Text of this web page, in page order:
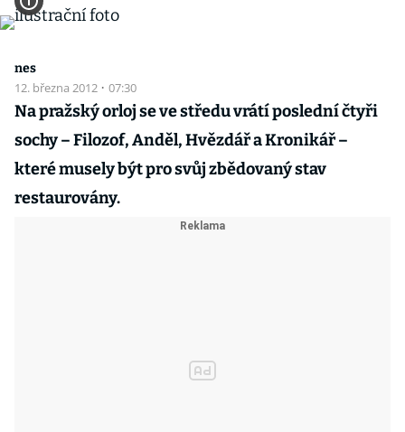
nes
12. března 2012 · 07:30
Na pražský orloj se ve středu vrátí poslední čtyři
sochy – Filozof, Anděl, Hvězdář a Kronikář –
které musely být pro svůj zbědovaný stav
restaurovány.